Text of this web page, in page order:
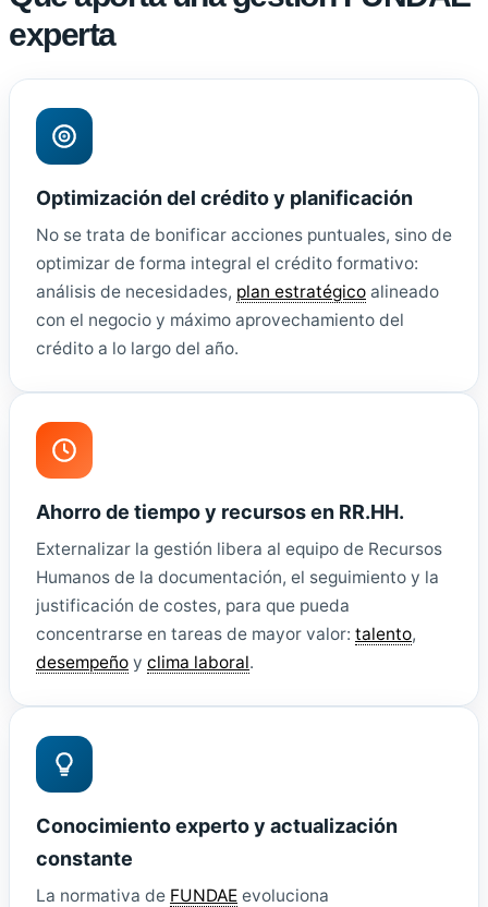
experta
Optimización del crédito y planificación
No se trata de bonificar acciones puntuales, sino de
optimizar de forma integral el crédito formativo:
análisis de necesidades, plan estratégico alineado
con el negocio y máximo aprovechamiento del
crédito a lo largo del año.
Ahorro de tiempo y recursos en RR.HH.
Externalizar la gestión libera al equipo de Recursos
Humanos de la documentación, el seguimiento y la
justificación de costes, para que pueda
concentrarse en tareas de mayor valor: talento,
desempeño y clima laboral.
Conocimiento experto y actualización
constante
La normativa de FUNDAE evoluciona